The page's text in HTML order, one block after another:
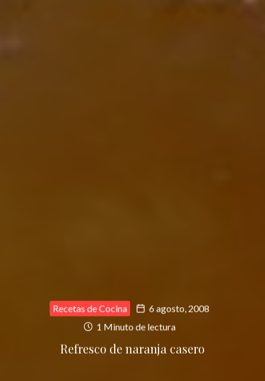
Recetas de Cocina
6 agosto, 2008
1 Minuto de lectura
Refresco de naranja casero